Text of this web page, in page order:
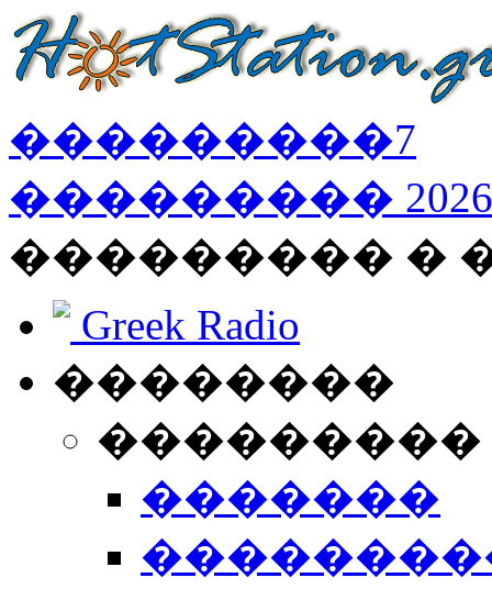
���������7
��������� 2026
��������� �
Greek Radio
��������
�������